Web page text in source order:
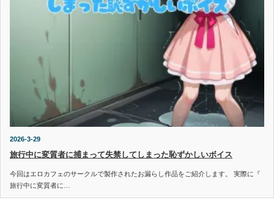
2026-3-29
旅行中に変質者に捕まって失禁してしまった恥ずかしいボイス
今回はエロカフェのサークルで製作されたお漏らし作品をご紹介します。 実際に『
旅行中に変質者に…